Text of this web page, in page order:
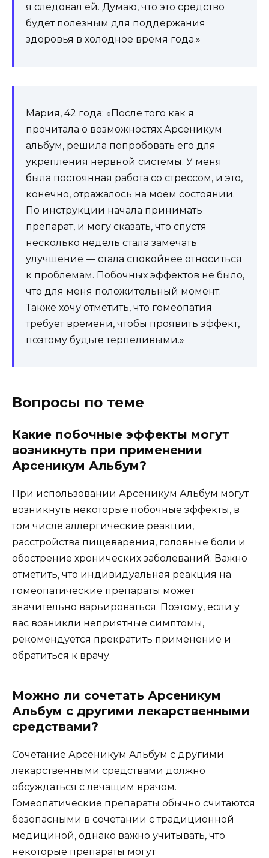
я следовал ей. Думаю, что это средство
будет полезным для поддержания
здоровья в холодное время года.»
Мария, 42 года: «После того как я
прочитала о возможностях Арсеникум
альбум, решила попробовать его для
укрепления нервной системы. У меня
была постоянная работа со стрессом, и это,
конечно, отражалось на моем состоянии.
По инструкции начала принимать
препарат, и могу сказать, что спустя
несколько недель стала замечать
улучшение — стала спокойнее относиться
к проблемам. Побочных эффектов не было,
что для меня положительный момент.
Также хочу отметить, что гомеопатия
требует времени, чтобы проявить эффект,
поэтому будьте терпеливыми.»
Вопросы по теме
Какие побочные эффекты могут
возникнуть при применении
Арсеникум Альбум?
При использовании Арсеникум Альбум могут
возникнуть некоторые побочные эффекты, в
том числе аллергические реакции,
расстройства пищеварения, головные боли и
обострение хронических заболеваний. Важно
отметить, что индивидуальная реакция на
гомеопатические препараты может
значительно варьироваться. Поэтому, если у
вас возникли неприятные симптомы,
рекомендуется прекратить применение и
обратиться к врачу.
Можно ли сочетать Арсеникум
Альбум с другими лекарственными
средствами?
Сочетание Арсеникум Альбум с другими
лекарственными средствами должно
обсуждаться с лечащим врачом.
Гомеопатические препараты обычно считаются
безопасными в сочетании с традиционной
медициной, однако важно учитывать, что
некоторые препараты могут